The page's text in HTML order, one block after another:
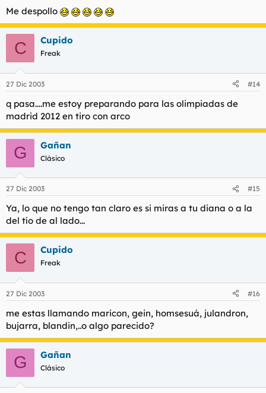
Me despollo
C Cupido
Freak
27 Dic 2003 #14
q pasa....me estoy preparando para las olimpiadas de
madrid 2012 en tiro con arco
G Gañan
Clásico
27 Dic 2003 #15
Ya, lo que no tengo tan claro es si miras a tu diana o a la
del tío de al lado...
C Cupido
Freak
27 Dic 2003 #16
me estas llamando maricon, gein, homsesuá, julandron,
bujarra, blandin,..o algo parecido?
G Gañan
Clásico